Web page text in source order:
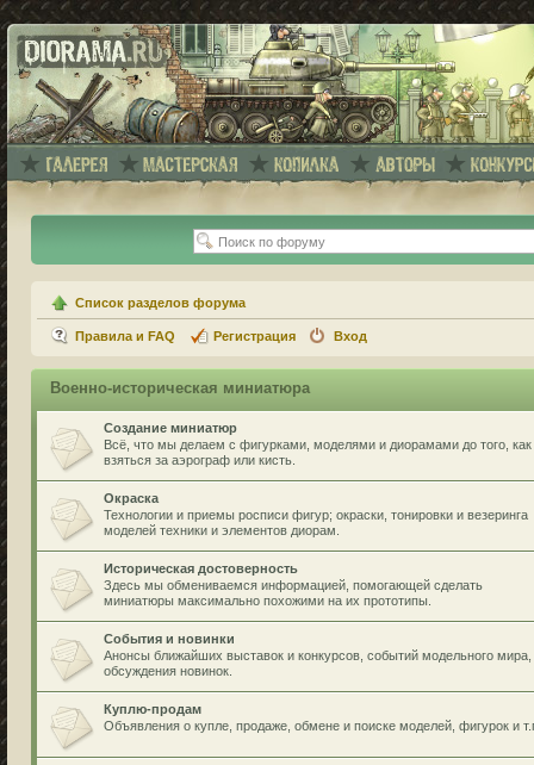
Список разделов форума
Правила и FAQ Регистрация Вход
Военно-историческая миниатюра
Создание миниатюр
Всё, что мы делаем с фигурками, моделями и диорамами до того, как
взяться за аэрограф или кисть.
Окраска
Технологии и приемы росписи фигур; окраски, тонировки и везеринга
моделей техники и элементов диорам.
Историческая достоверность
Здесь мы обмениваемся информацией, помогающей сделать
миниатюры максимально похожими на их прототипы.
События и новинки
Анонсы ближайших выставок и конкурсов, событий модельного мира,
обсуждения новинок.
Куплю-продам
Объявления о купле, продаже, обмене и поиске моделей, фигурок и